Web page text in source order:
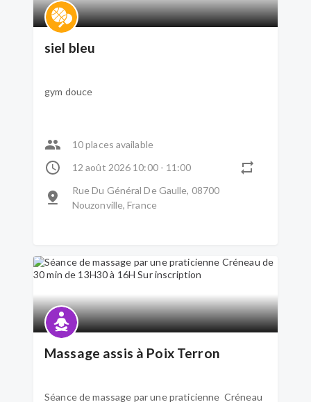
siel bleu
gym douce
10 places available
12 août 2026 10:00 - 11:00
Rue Du Général De Gaulle, 08700
Nouzonville, France
Massage assis à Poix Terron
Séance de massage par une praticienne Créneau